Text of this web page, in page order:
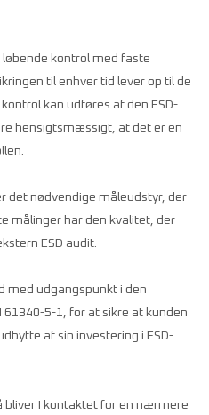
kontrol med faste
til enhver tid lever op til de
kan udføres af den ESD-
hensigtsmæssigt, at det er en
det nødvendige måleudstyr, der
målinger har den kvalitet, der
ESD audit.
med udgangspunkt i den
61340-5-1, for at sikre at kunden
af sin investering i ESD-
bliver I kontaktet for en nærmere